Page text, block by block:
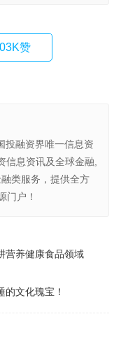
赞
投融资界唯一信息资
息资讯及全球金融,
类服务，提供全方
门户！
营养健康食品领域
文化瑰宝！